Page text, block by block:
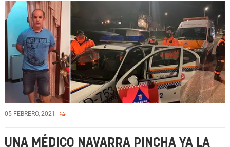
05 FEBRERO, 2021
UNA MÉDICO NAVARRA PINCHA YA LA